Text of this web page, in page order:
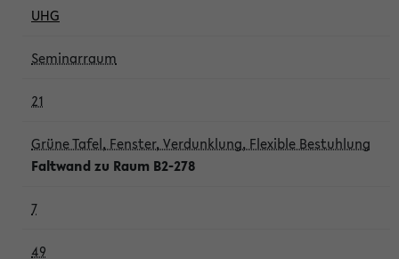
UHG
Seminarraum
21
Grüne Tafel, Fenster, Verdunklung, Flexible Bestuhlung
Faltwand zu Raum B2-278
7
49